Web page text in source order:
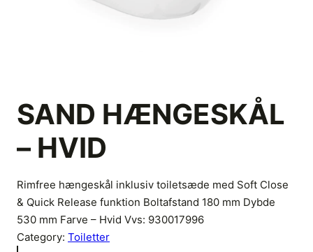
SAND HÆNGESKÅL
– HVID
Rimfree hængeskål inklusiv toiletsæde med Soft Close
& Quick Release funktion Boltafstand 180 mm Dybde
530 mm Farve – Hvid Vvs: 930017996
Category: Toiletter